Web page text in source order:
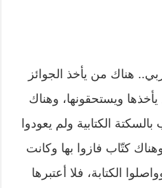
هناك من يأخذ الجوائز
ويستحقونها، وهناك
الكتابية ولم يعودوا
كتّاب فازوا بها وكانت
الكتابة، فلا أعتبرها